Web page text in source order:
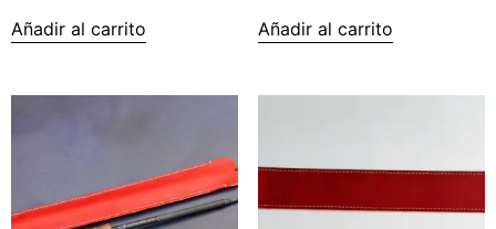
Añadir al carrito Añadir al carrito